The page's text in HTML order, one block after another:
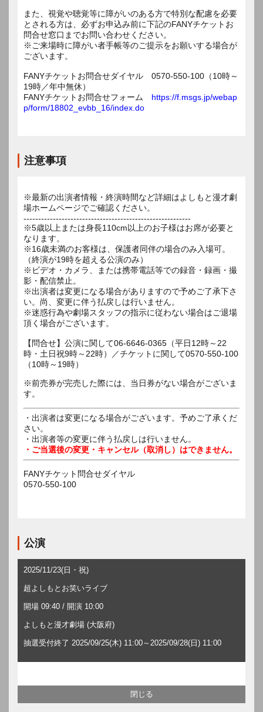
また、視覚や聴覚等に障がいのある方で特別な配慮を必要
とされる方は、必ずお申込み前に下記のFANYチケットお
問合せ窓口までお問い合わせください。
※ご来場時に障がい者手帳等のご提示をお願いする場合が
ございます。
FANYチケットお問合せダイヤル 0570-550-100（10時～
19時／年中無休）
FANYチケットお問合せフォーム https://f.msgs.jp/webap
p/form/18802_evbb_16/index.do
注意事項
※最新の出演者情報・終演時間など詳細はよしもと漫才劇
場ホームページでご確認ください。
---------------------------------------------------------
※5歳以上または身長110cm以上のお子様はお席が必要と
なります。
※16歳未満のお客様は、保護者同伴の場合のみ入場可。
（終演が19時を超える公演のみ）
※ビデオ・カメラ、または携帯電話等での録音・録画・撮
影・配信禁止。
※出演者は変更になる場合がありますので予めご了承下さ
い。尚、変更に伴う払戻しは行いません。
※迷惑行為や劇場スタッフの指示に従わない場合はご退場
頂く場合がございます。
【問合せ】公演に関して06-6646-0365（平日12時～22
時・土日祝9時～22時）／チケットに関して0570-550-100
（10時～19時）
※前売券が完売した際には、当日券がない場合がございま
す。
・出演者は変更になる場合がございます。予めご了承くだ
さい。
・出演者等の変更に伴う払戻しは行いません。
・ご当選後の変更・キャンセル（取消し）はできません。
FANYチケット問合せダイヤル
0570-550-100
公演
2025/11/23(日・祝)
超よしもとお笑いライブ
開場 09:40 / 開演 10:00
よしもと漫才劇場 (大阪府)
抽選受付終了 2025/09/25(木) 11:00～2025/09/28(日) 11:00